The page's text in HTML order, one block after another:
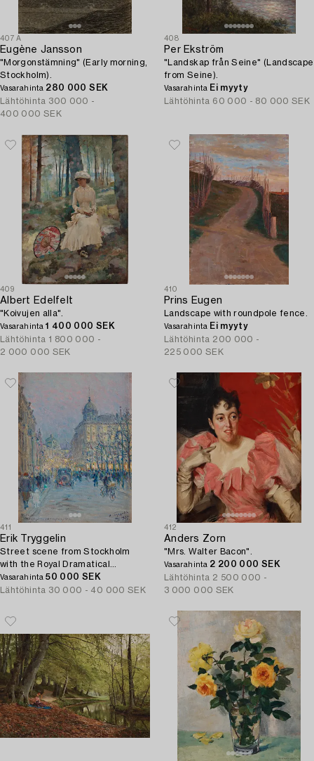
407A
Eugène Jansson
"Morgonstämning" (Early morning,
Stockholm).
Vasarahinta 280 000 SEK
Lähtöhinta 300 000 -
400 000 SEK
408
Per Ekström
"Landskap från Seine" (Landscape
from Seine).
Vasarahinta Ei myyty
Lähtöhinta 60 000 - 80 000 SEK
409
Albert Edelfelt
"Koivujen alla".
Vasarahinta1 400 000 SEK
Lähtöhinta 1 800 000 -
2 000 000 SEK
410
Prins Eugen
Landscape with roundpole fence.
Vasarahinta Ei myyty
Lähtöhinta 200 000 -
225 000 SEK
411
Erik Tryggelin
Street scene from Stockholm
with the Royal Dramatical
Theatre.
Vasarahinta50 000 SEK
Lähtöhinta 30 000 - 40 000 SEK
412
Anders Zorn
"Mrs. Walter Bacon".
Vasarahinta 2 200 000 SEK
Lähtöhinta 2 500 000 -
3 000 000 SEK